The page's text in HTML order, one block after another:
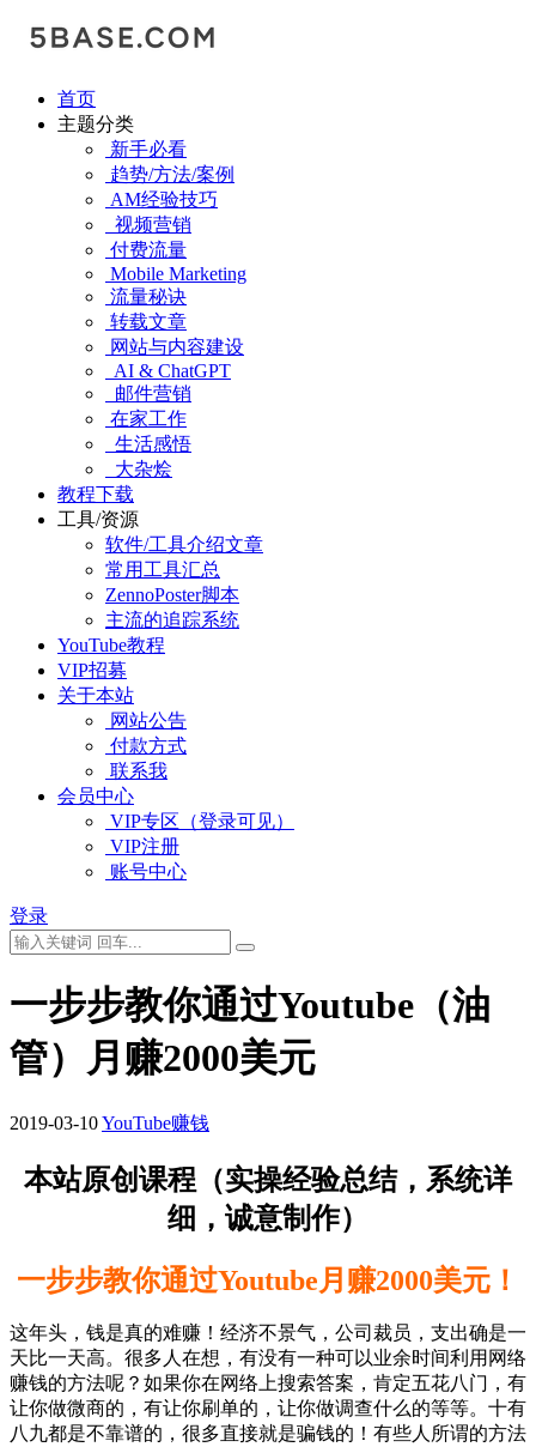
首页
主题分类
新手必看
趋势/方法/案例
AM经验技巧
视频营销
付费流量
Mobile Marketing
流量秘诀
转载文章
网站与内容建设
AI & ChatGPT
邮件营销
在家工作
生活感悟
大杂烩
教程下载
工具/资源
软件/工具介绍文章
常用工具汇总
ZennoPoster脚本
主流的追踪系统
YouTube教程
VIP招募
关于本站
网站公告
付款方式
联系我
会员中心
VIP专区（登录可见）
VIP注册
账号中心
登录
一步步教你通过Youtube（油
管）月赚2000美元
2019-03-10YouTube赚钱
本站原创课程（实操经验总结，系统详
细，诚意制作）
一步步教你通过Youtube月赚2000美元！
这年头，钱是真的难赚！经济不景气，公司裁员，支出确是一
天比一天高。很多人在想，有没有一种可以业余时间利用网络
赚钱的方法呢？如果你在网络上搜索答案，肯定五花八门，有
让你做微商的，有让你刷单的，让你做调查什么的等等。十有
八九都是不靠谱的，很多直接就是骗钱的！有些人所谓的方法